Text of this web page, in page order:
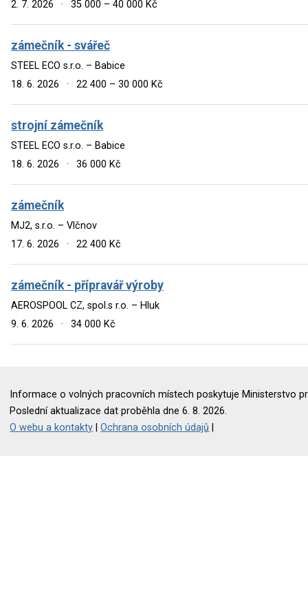
2. 7. 2026
· 35 000 – 40 000 Kč
zámečník - svářeč
STEEL ECO s.r.o. – Babice
18. 6. 2026
· 22 400 – 30 000 Kč
strojní zámečník
STEEL ECO s.r.o. – Babice
18. 6. 2026
· 36 000 Kč
zámečník
MJ2, s.r.o. – Vlčnov
17. 6. 2026
· 22 400 Kč
zámečník - přípravář výroby
AEROSPOOL CZ, spol.s r.o. – Hluk
9. 6. 2026
· 34 000 Kč
Informace o volných pracovních místech poskytuje Ministerstvo
Poslední aktualizace dat proběhla dne 6. 8. 2026.
O webu a kontakty |Ochrana osobních údajů